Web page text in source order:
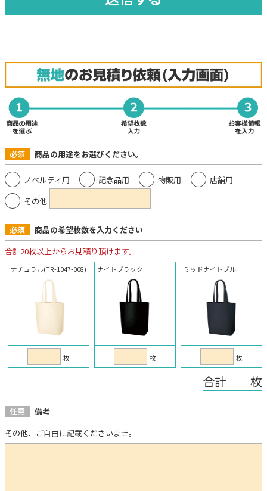
必須 商品の用途をお選びください。
ノベルティ用 記念品用 物販用
店舗用
その他
必須
商品の希望枚数を入力ください
合計20枚以上からお見積り頂けます。
ナチュラル(TR-1047-008)
枚
ナイトブラック
枚
ミッドナイトブルー
枚
合計 枚
任意
備考
その他、ご自由に記載くださいませ。